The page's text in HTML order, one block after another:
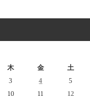
木 金
土
3 4
5
10 11 12